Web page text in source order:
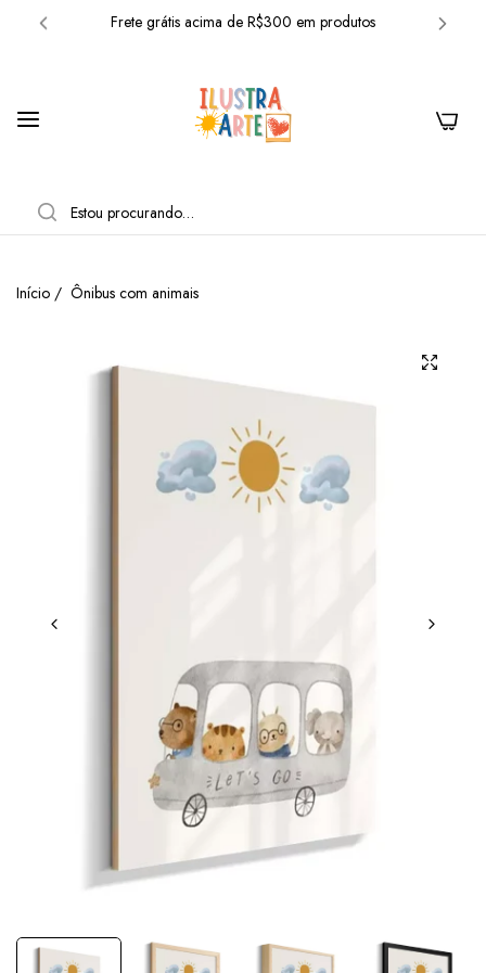
Frete grátis acima de R$300 em produtos
Frete grátis acima de R$300 em produtos
10% OFF com o cupom: BEMVINDO
Frete grátis acima de R$300 em produtos
Frete grátis acima de R$300 em produtos
Frete grátis acima de R$300 em produtos
Início / Ônibus com animais